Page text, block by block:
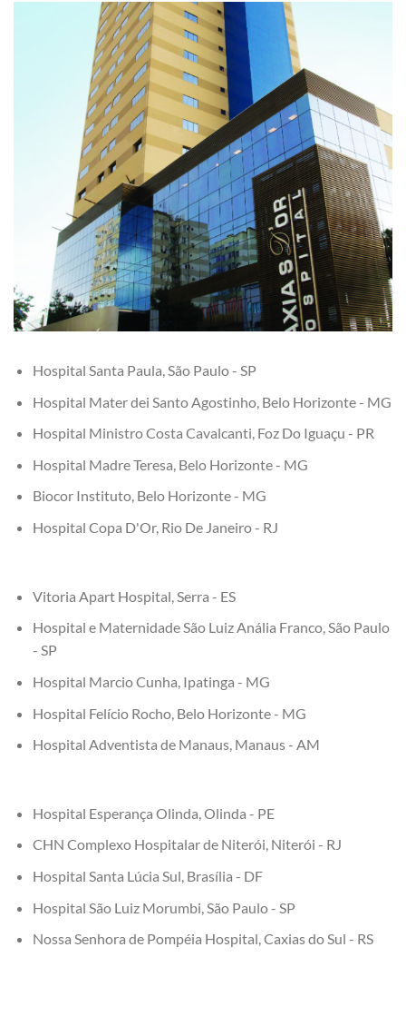
Hospital Santa Paula, São Paulo - SP
Hospital Mater dei Santo Agostinho, Belo Horizonte - MG
Hospital Ministro Costa Cavalcanti, Foz Do Iguaçu - PR
Hospital Madre Teresa, Belo Horizonte - MG
Biocor Instituto, Belo Horizonte - MG
Hospital Copa D'Or, Rio De Janeiro - RJ
Vitoria Apart Hospital, Serra - ES
Hospital e Maternidade São Luiz Anália Franco, São Paulo
- SP
Hospital Marcio Cunha, Ipatinga - MG
Hospital Felício Rocho, Belo Horizonte - MG
Hospital Adventista de Manaus, Manaus - AM
Hospital Esperança Olinda, Olinda - PE
CHN Complexo Hospitalar de Niterói, Niterói - RJ
Hospital Santa Lúcia Sul, Brasília - DF
Hospital São Luiz Morumbi, São Paulo - SP
Nossa Senhora de Pompéia Hospital, Caxias do Sul - RS